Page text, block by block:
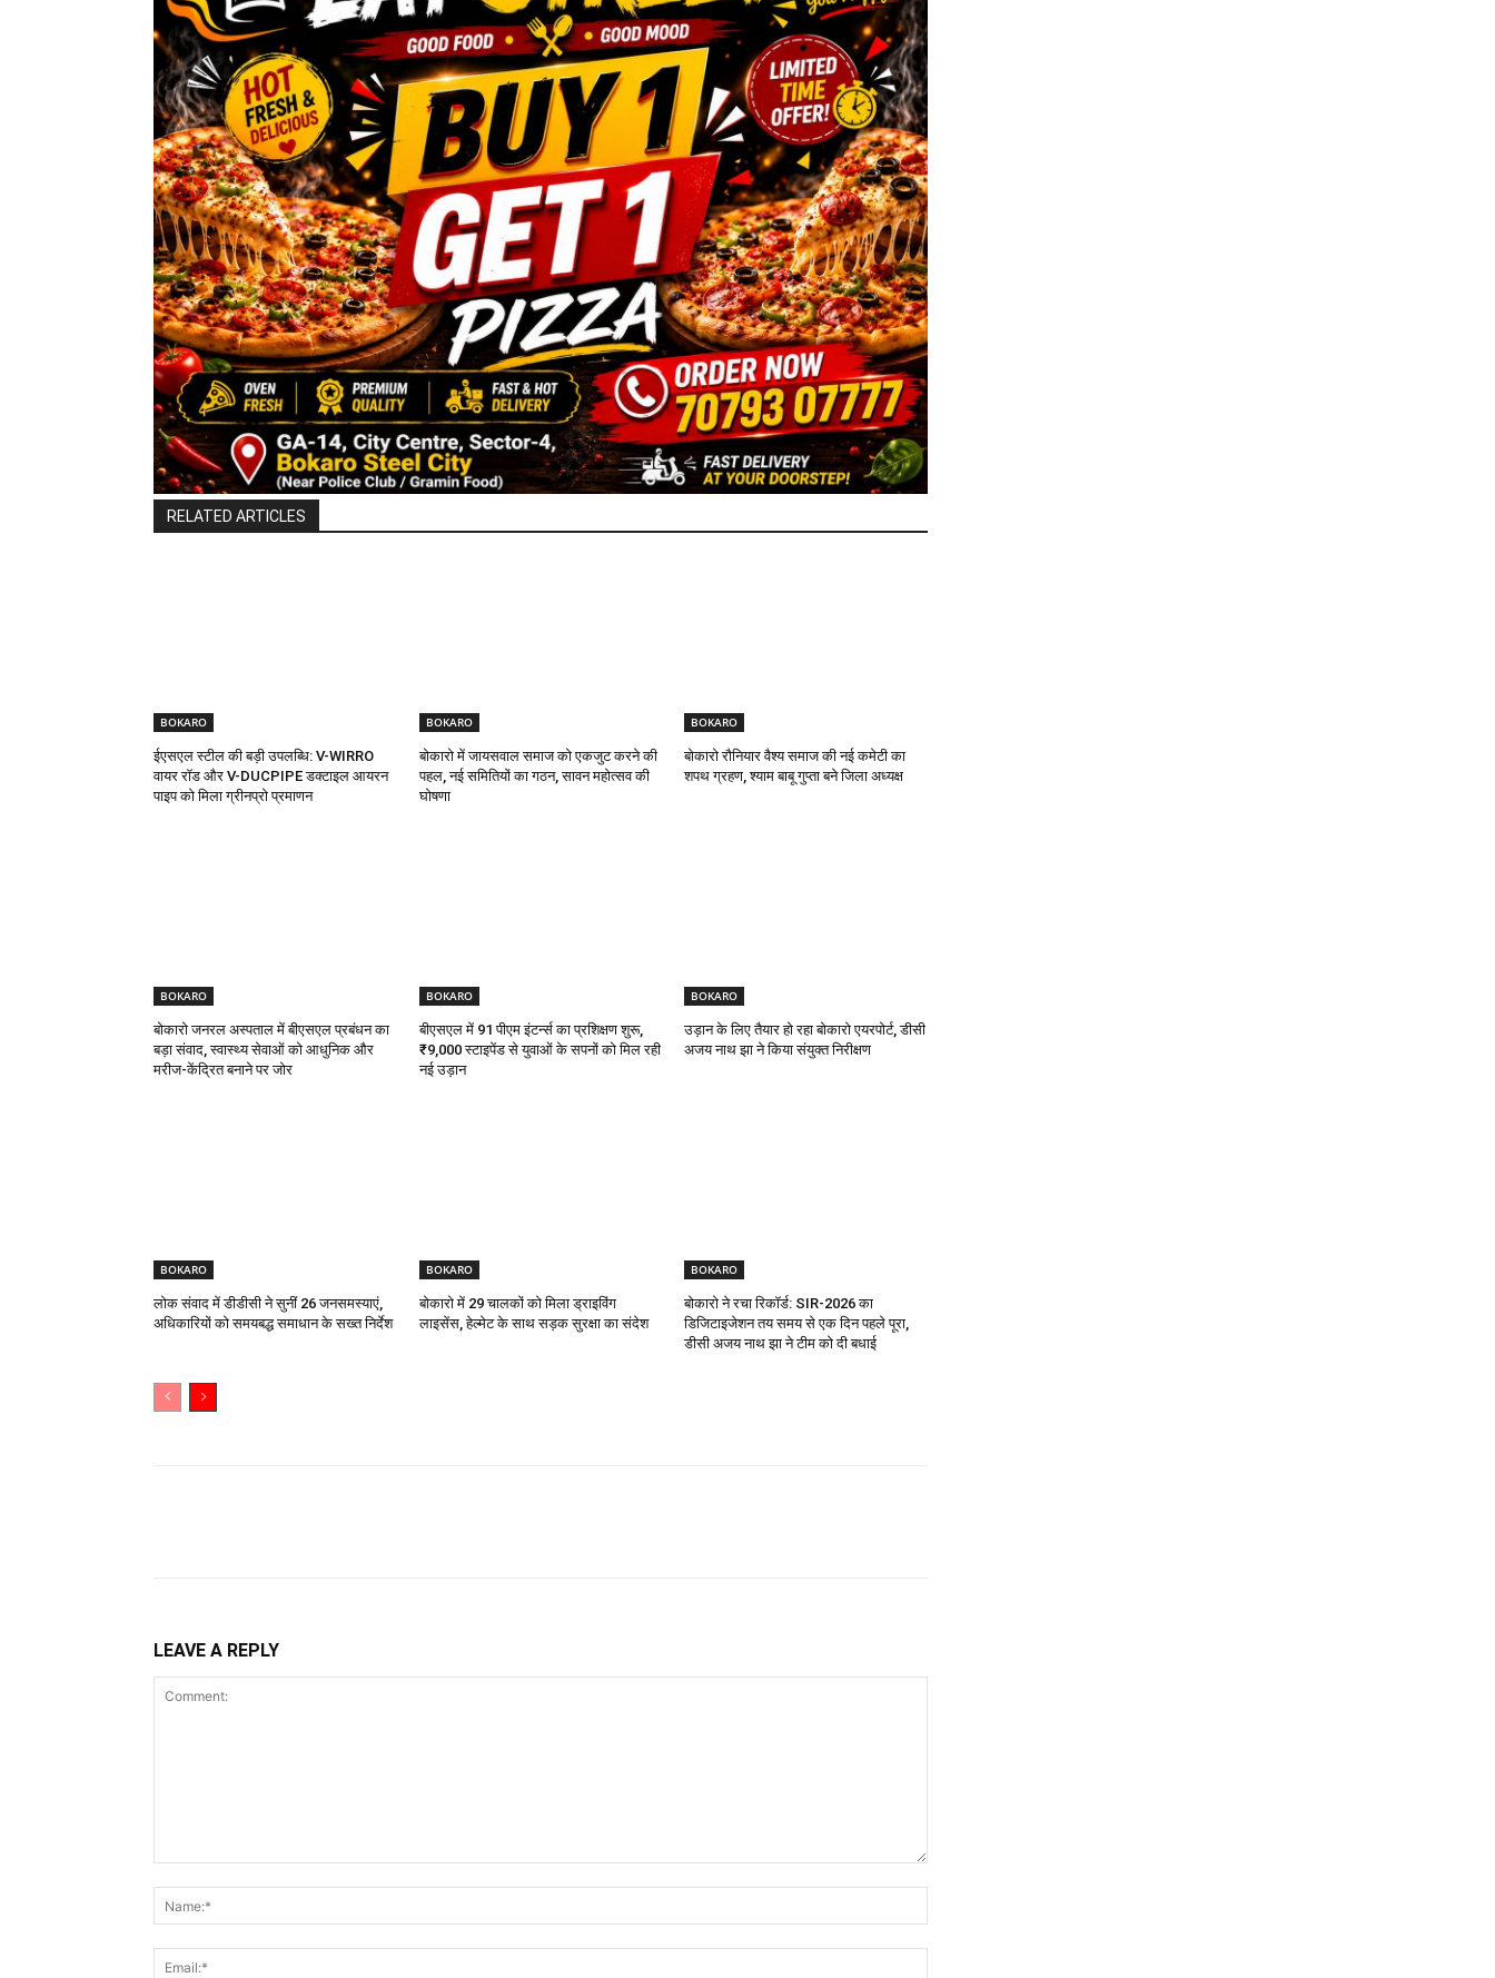
RELATED ARTICLES
BOKARO
ईएसएल स्टील की बड़ी उपलब्धि: V-WIRRO
वायर रॉड और V-DUCPIPE डक्टाइल आयरन
पाइप को मिला ग्रीनप्रो प्रमाणन
BOKARO
बोकारो में जायसवाल समाज को एकजुट करने की
पहल, नई समितियों का गठन, सावन महोत्सव की
घोषणा
BOKARO
बोकारो रौनियार वैश्य समाज की नई कमेटी का
शपथ ग्रहण, श्याम बाबू गुप्ता बने जिला अध्यक्ष
BOKARO
बोकारो जनरल अस्पताल में बीएसएल प्रबंधन का
बड़ा संवाद, स्वास्थ्य सेवाओं को आधुनिक और
मरीज-केंद्रित बनाने पर जोर
BOKARO
बीएसएल में 91 पीएम इंटर्न्स का प्रशिक्षण शुरू,
₹9,000 स्टाइपेंड से युवाओं के सपनों को मिल रही
नई उड़ान
BOKARO
उड़ान के लिए तैयार हो रहा बोकारो एयरपोर्ट, डीसी
अजय नाथ झा ने किया संयुक्त निरीक्षण
BOKARO
लोक संवाद में डीडीसी ने सुनीं 26 जनसमस्याएं,
अधिकारियों को समयबद्ध समाधान के सख्त निर्देश
BOKARO
बोकारो में 29 चालकों को मिला ड्राइविंग
लाइसेंस, हेल्मेट के साथ सड़क सुरक्षा का संदेश
BOKARO
बोकारो ने रचा रिकॉर्ड: SIR-2026 का
डिजिटाइजेशन तय समय से एक दिन पहले पूरा,
डीसी अजय नाथ झा ने टीम को दी बधाई
LEAVE A REPLY